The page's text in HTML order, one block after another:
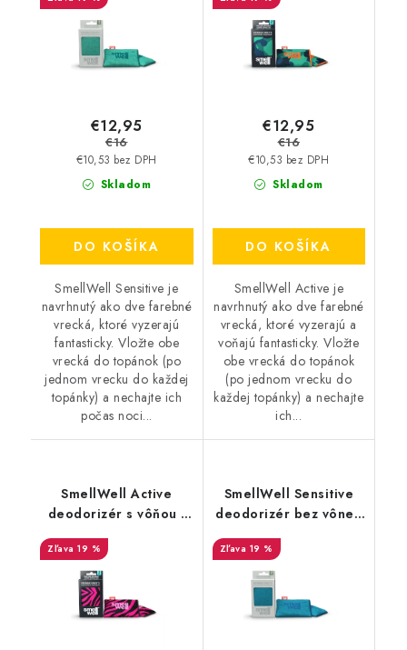
Skladom
€10,53 bez DPH
€12,95
€16
DO KOŠÍKA
SmellWell Sensitive je
navrhnutý ako dve farebné
vrecká, ktoré vyzerajú
fantasticky. Vložte obe
vrecká do topánok (po
jednom vrecku do každej
topánky) a nechajte ich
počas noci...
Skladom
€10,53 bez DPH
€12,95
€16
DO KOŠÍKA
SmellWell Active je
navrhnutý ako dve farebné
vrecká, ktoré vyzerajú a
voňajú fantasticky. Vložte
obe vrecká do topánok
(po jednom vrecku do
každej topánky) a nechajte
ich...
SmellWell Active
deodorizér s vôňou -
19 %
SmellWell Sensitive
deodorizér bez vône -
19 %